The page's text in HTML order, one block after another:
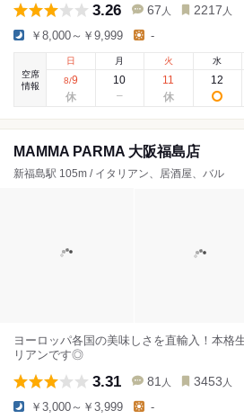
3.26 67 人 2217 人
￥8,000～￥9,999 -
空席
情報
日
8/9
月
10
火
11
水
12
MAMMA PARMA 大阪福島店
新福島駅 105m / イタリアン、居酒屋、バル
ヨーロッパ各国の美味しさを直輸入！本格
リアンです◎
3.31 81 人 3453 人
￥3,000～￥3,999 -